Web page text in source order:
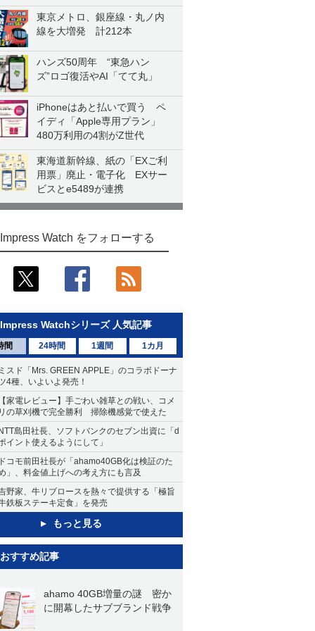
東京メトロ、銀座線・丸ノ内
線を大増発 計212本
ハンズ50周年 “東急ハン
ズ”ロゴ復活やAI「てて丸」
iPhoneはあと払いで買う ペ
イディ「Apple専用プラン」
480万利用の4割がZ世代
東海道新幹線、紙の「EXご利
用票」廃止・電子化 EXサー
ビスとe5489が連携
Impress Watch をフォローする
Impress Watchシリーズ 人気記事
間 24時間 1週間 1カ月
スド「Mrs. GREEN APPLE」のコラボドーナ
4種、いよいよ発売！
家電レビュー】手ごわい雑草との戦い、コメ
の草刈機で完全勝利 掃除機感覚で使えた
島田社長、ソフトバンクのセブン出資に「d
イント使えるようにして」
コモ前田社長が「ahamo40GB化は検証のた
」、料金値上げへの考え方にも言及
野家、牛リブロースを熱々で提供する「極旨
鉄板ステーキ定食」を発売
もっと見る
おすすめ記事
ahamo 40GB増量の謎 密か
に開幕したサブブランド戦争